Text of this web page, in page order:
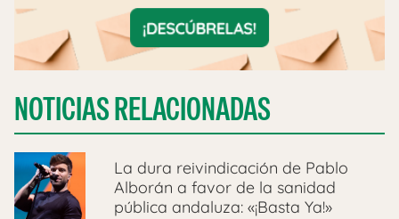
NOTICIAS RELACIONADAS
La dura reivindicación de Pablo
Alborán a favor de la sanidad
pública andaluza: «¡Basta Ya!»